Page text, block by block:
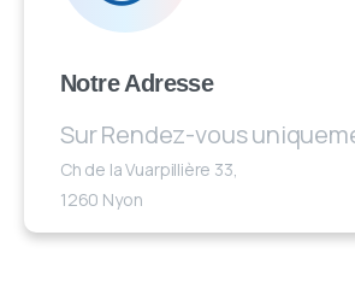
Notre Adresse
Sur Rendez-vous
Ch de la Vuarpillière 33,
1260 Nyon